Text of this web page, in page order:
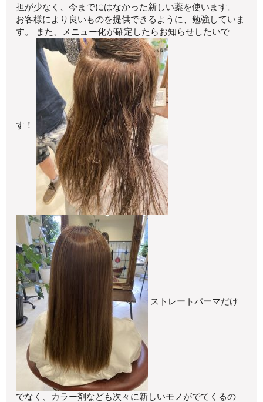
担が少なく、今までにはなかった新しい薬を使います。
お客様により良いものを提供できるように、勉強していま
す。 また、メニュー化が確定したらお知らせしたいで
す！
ストレートパーマだけ
でなく、カラー剤なども次々に新しいモノがでてくるの